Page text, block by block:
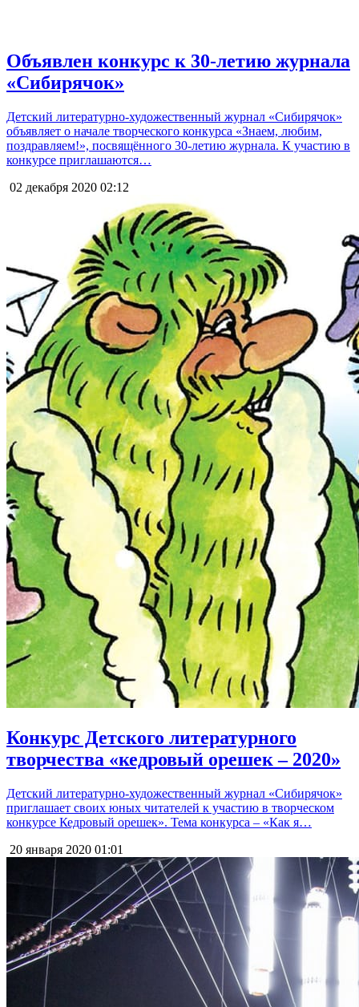
Объявлен конкурс к 30-летию журнала
«Сибирячок»
Детский литературно-художественный журнал «Сибирячок»
объявляет о начале творческого конкурса «Знаем, любим,
поздравляем!», посвящённого 30-летию журнала. К участию в
конкурсе приглашаются…
02 декабря 2020 02:12
Конкурс Детского литературного
творчества «кедровый орешек – 2020»
Детский литературно-художественный журнал «Сибирячок»
приглашает своих юных читателей к участию в творческом
конкурсе Кедровый орешек». Тема конкурса – «Как я…
20 января 2020 01:01